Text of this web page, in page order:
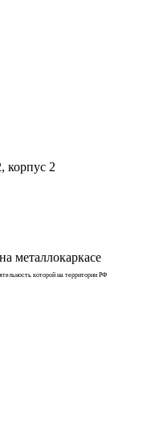
корпус 2
металлокаркасе
которой на территории РФ